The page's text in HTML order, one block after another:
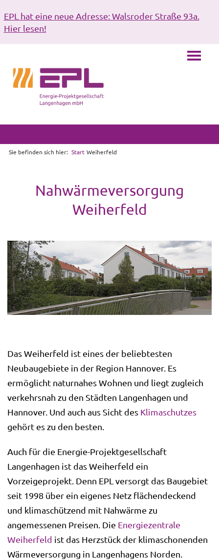
EPL hat eine neue Adresse: Walsroder Straße 93a.
Hier lesen!
Sie befinden sich hier: Start Weiherfeld
Nahwärmeversorgung
Weiherfeld
Das Weiherfeld ist eines der beliebtesten
Neubaugebiete in der Region Hannover. Es
ermöglicht naturnahes Wohnen und liegt zugleich
verkehrsnah zu den Städten Langenhagen und
Hannover. Und auch aus Sicht des Klimaschutzes
gehört es zu den besten.
Auch für die Energie-Projektgesellschaft
Langenhagen ist das Weiherfeld ein
Vorzeigeprojekt. Denn EPL versorgt das Baugebiet
seit 1998 über ein eigenes Netz flächendeckend
und klimaschützend mit Nahwärme zu
angemessenen Preisen. Die Energiezentrale
Weiherfeld ist das Herzstück der klimaschonenden
Wärmeversorgung in Langenhagens Norden.